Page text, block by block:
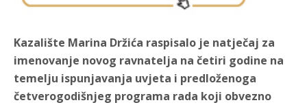
Kazalište Marina Držića raspisalo je natječaj za
imenovanje novog ravnatelja na četiri godine na
temelju ispunjavanja uvjeta i predloženoga
četverogodišnjeg programa rada koji obvezno